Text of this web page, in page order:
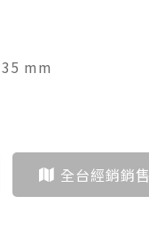
礙衛浴設備方案
礙衛浴
產品
mm
全台經銷銷售